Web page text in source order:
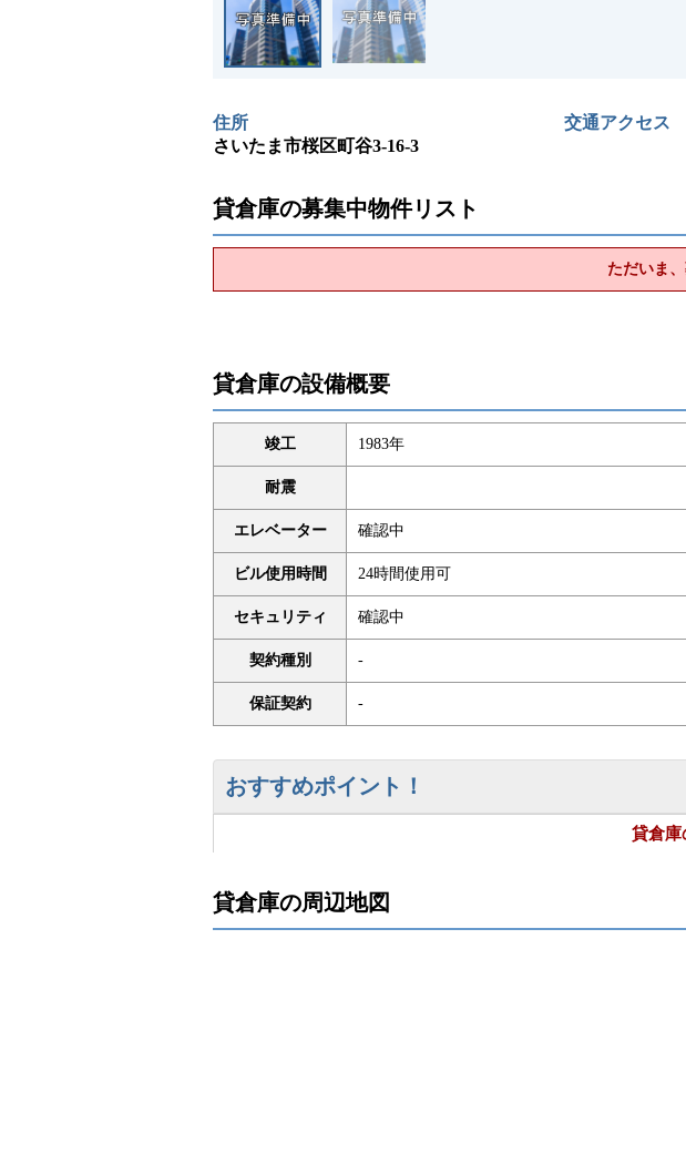
住所
さいたま市桜区町谷3-16-3
交通アクセス
貸倉庫の募集中物件リスト
ただいま
貸倉庫の設備概要
竣工 1983年
耐震
エレベーター 確認中
ビル使用時間 24時間使用可
セキュリティ 確認中
契約種別 -
保証契約 -
おすすめポイント！
貸倉庫
貸倉庫の周辺地図